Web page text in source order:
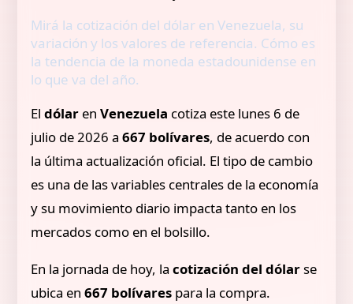
Mirá la cotización del dólar en Venezuela, su
variación y los valores de referencia. Cómo es
la tendencia de la moneda estadounidense en
lo que va del año.
Eldólar enVenezuela cotiza este lunes 6 de
julio de 2026 a667 bolívares, de acuerdo con
la última actualización oficial. El tipo de cambio
es una de las variables centrales de la economía
y su movimiento diario impacta tanto en los
mercados como en el bolsillo.
En la jornada de hoy, lacotización del dólarse
ubica en667 bolívares para la compra.